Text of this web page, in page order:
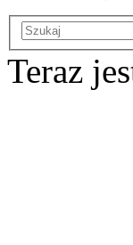
Teraz